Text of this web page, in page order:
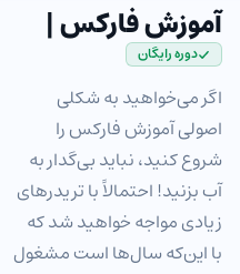
آموزش فارکس | ‌
دوره رایگان
اگر می‌خواهید به شکلی
اصولی آموزش فارکس را
شروع کنید، نباید بی‌گدار به
آب بزنید! احتمالاً با تریدرهای
زیادی مواجه خواهید شد که
با این‌که سال‌ها است مشغول